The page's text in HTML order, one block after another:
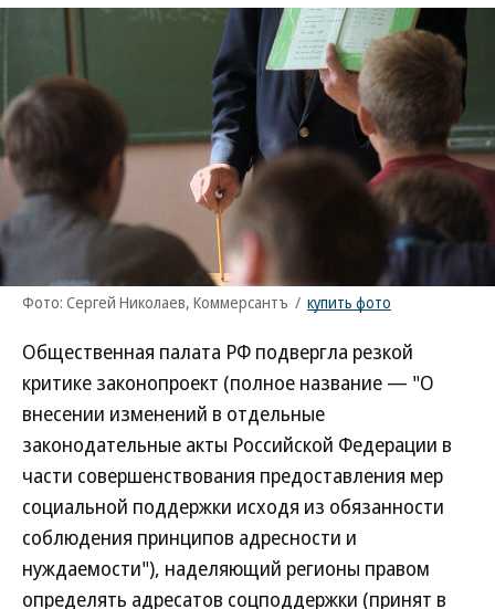
Фото: Сергей Николаев, Коммерсантъ / купить фото
Общественная палата РФ подвергла резкой
критике законопроект (полное название — "О
внесении изменений в отдельные
законодательные акты Российской Федерации в
части совершенствования предоставления мер
социальной поддержки исходя из обязанности
соблюдения принципов адресности и
нуждаемости"), наделяющий регионы правом
определять адресатов соцподдержки (принят в